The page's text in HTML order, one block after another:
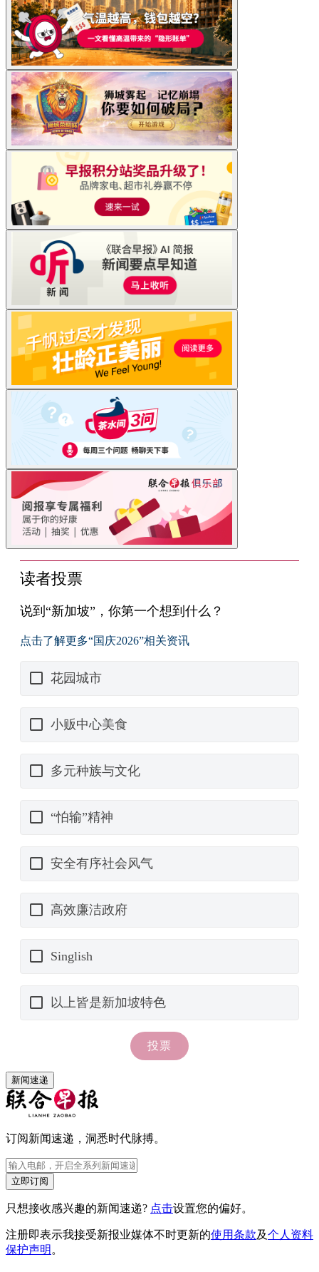
新闻速递
订阅新闻速递，洞悉时代脉搏。
立即订阅
只想接收感兴趣的新闻速递? 点击设置您的偏好。
注册即表示我接受新报业媒体不时更新的使用条款及个人资料
保护声明 。